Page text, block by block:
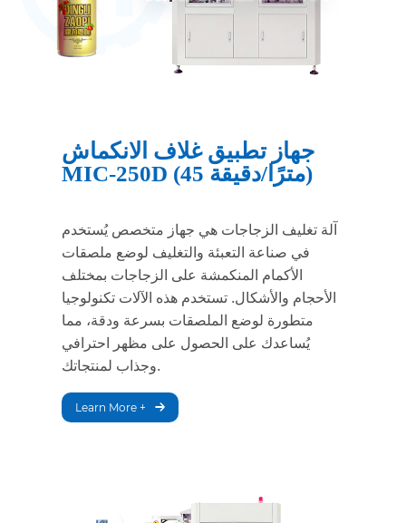
جهاز تطبيق غلاف الانكماش
MIC-250D (45 مترًا/دقيقة)
آلة تغليف الزجاجات هي جهاز متخصص يُستخدم
في صناعة التعبئة والتغليف لوضع ملصقات
الأكمام المنكمشة على الزجاجات بمختلف
الأحجام والأشكال. تستخدم هذه الآلات تكنولوجيا
متطورة لوضع الملصقات بسرعة ودقة، مما
يُساعدك على الحصول على مظهر احترافي
وجذاب لمنتجاتك.
Learn More +